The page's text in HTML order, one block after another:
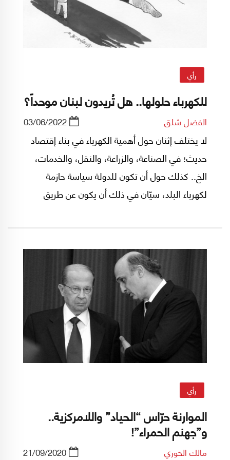
رأي
للكهرباء حلولها.. هل تُريدون لبنان موحداً؟
الفضل شلق 03/06/2022
لا يختلف إثنان حول أهمية الكهرباء في بناء إقتصاد
حديث؛ في الصناعة، والزراعة، والنقل، والخدمات،
الخ.. كذلك حول أن تكون للدولة سياسة حازمة
لكهرباء البلد، سيّان في ذلك أن يكون عن طريق
الأمر وجود إدارة حكومية صاحبة قرار تستطيع
التخطيط له وتنفيذه، بالأحرى فرضه.
رأي
الموارنة حرّاس “الحياد” واللامركزية..
و”جهنم الحمراء”!
مالك الخوري 21/09/2020